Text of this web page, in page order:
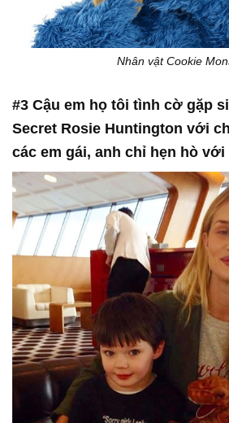
Nhân vật Cookie
#3 Cậu em họ tôi tình cờ gặp
Secret Rosie Huntington với
các em gái, anh chỉ hẹn hò